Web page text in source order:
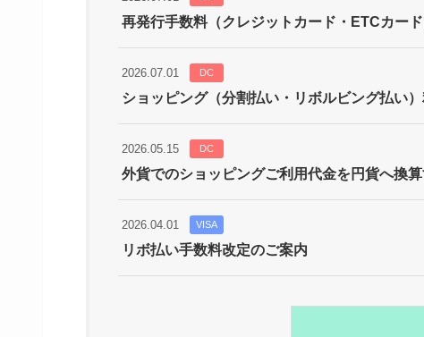
再発行手数料（クレジットカード・ETCカー
2026.07.01 DC
ショッピング（分割払い・リボルビング払い
2026.05.15 DC
外貨でのショッピングご利用代金を円貨へ換
2026.04.01 VISA
リボ払い手数料改定のご案内